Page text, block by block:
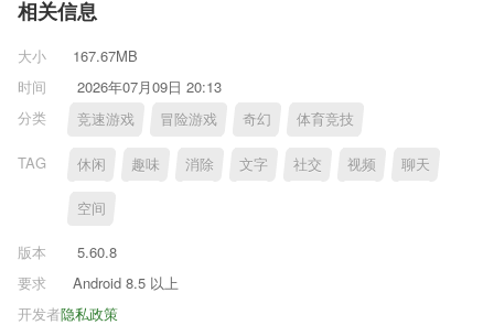
相关信息
大小
167.67MB
时间
2026年07月09日 20:13
分类
竞速游戏 冒险游戏 奇幻 体育竞技
TAG 休闲 趣味 消除 文字 社交 视频 聊天
空间
版本
5.60.8
要求
Android 8.5 以上
隐私政策
开发者